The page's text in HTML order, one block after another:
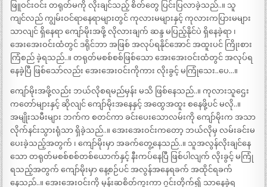
ဖြူဝင်းဝင်း တရုတ်မကို လိုးချင်သည့် စိတ်တွေ ပြင်းပြလာခဲ့သည်..။ သူ
ကျင်လည် ကျွမ်းဝင်ရာနေရာများတွင် ကုလားမများနှင့် ကုလားကပြားမများ
သာလျင် ရှိနေရာ ကျော်မိုးအဖို့ လိုလားချက် ဆန္ဒ မပြည့်နိုင်ပဲ ရှိနေခဲ့ရာ ၊
အေးအေးဝင်းထံတွင် ဒရိုင်ဘာ အဖြစ် အလုပ်ရနိုင်အောင် အထူးပင် ကြိုးစား
ကြံစည် ခဲ့ရသည်..။ တရုတ်မစစ်စစ်ဖြစ်သော အေးအေးဝင်းထံတွင် အလုပ်ရ
နေခဲ့ပြီ ဖြစ်သော်လည်း အေးအေးဝင်းကိုကား လိုးခွင့် မကြုံသေး..ပေ…။
ကျော်မိုးအဖို့လည်း ဘယ်လိုစရမည်မှန်း မသိ ဖြစ်နေသည်..။ ကုလားသူဌေး
ကတော်များနှင့် ဆိုလျင် ကျော်မိုးအနေနှင့် အထွေအထူး စနေဖို့ပင် မလို..။
အမျိုးသမီးများ ဘက်က စတင်ကာ ခင်းပေးသောလမ်းကို ကျော်မိုးက အသာ
လိုက်နင်းသွားရုံသာ ရှိခဲ့သည်..။ အေးအေးဝင်းကတော့ ဘယ်လိုမှ လမ်းခင်းမ
ပေးခဲ့သည့်အတွက် ၊ ကျော်မိုးမှာ အခက်တွေ့နေသည်..။ သူအလွန်လိုးချင်နေ
သော တရုတ်မစစ်စစ်တစ်ယောက်နှင့် နီးကပ်နေပြီ ဖြစ်ပါလျက် လိုးခွင့် မကြုံ
ရသည့်အတွက် ကျော်မိုးမှာ နေ့စဉ်ပင် အလွန်အနေရခက် အထိုင်ရခက်
နေသည်..။ အေးအေးဝင်းကို မှန်းဆစိတ်ကူးကာ ဂွင်းတိုက်၍ သာနေခဲ့ရ